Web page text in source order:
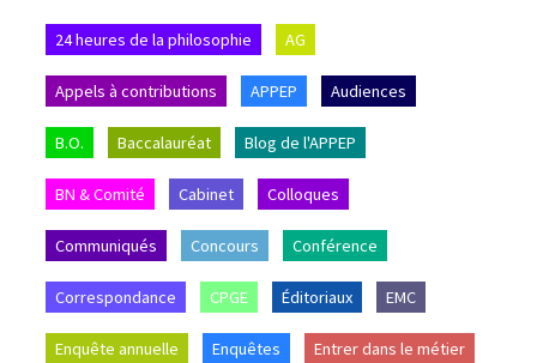
24 heures de la philosophie AG
Appels à contributions APPEP Audiences
B.O. Baccalauréat Blog de l'APPEP
BN & Comité Cabinet Colloques
Communiqués Concours Conférence
Correspondance CPGE Éditoriaux EMC
Enquête annuelle Enquêtes Entrer dans le métier